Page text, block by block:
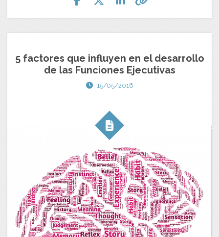
5 factores que influyen en el desarrollo
de las Funciones Ejecutivas
15/05/2016